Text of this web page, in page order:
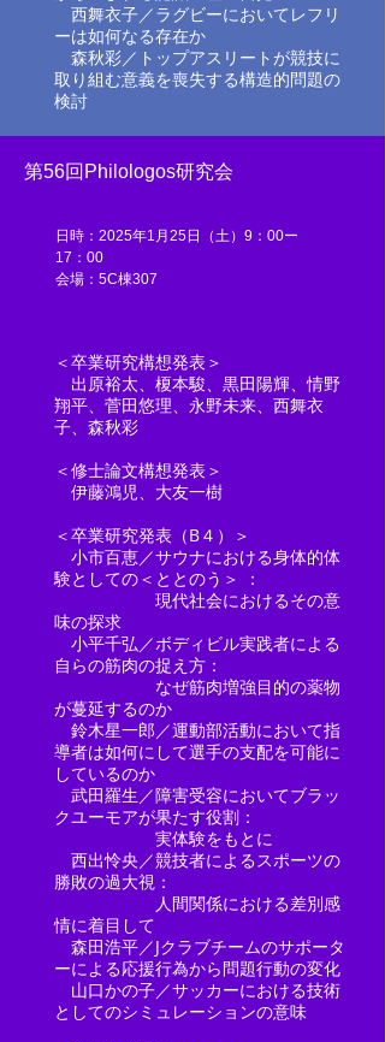
西舞衣子／ラグビーにおいてレフリ
ーは如何なる存在か
森秋彩／トップアスリートが競技に
取り組む意義を喪失する構造的問題の
検討
第56回Philologos研究会
日時：2025年1月25日（土）9：00ー
17：00
​​会場：5C棟307
＜卒業研究構想発表＞
出原裕太、榎本駿、黒田陽輝、情野
翔平、菅田悠理、永野未来、西舞衣
子、森秋彩
＜修士論文構想発表＞
​ 伊藤鴻児、大友一樹
＜卒業研究発表（B４）＞
小市百恵／サウナにおける身体的体
験としての＜ととのう＞ ​：
現代社会におけるその意
味の探求
小平千弘／ボディビル実践者による
自らの筋肉の捉え方：
なぜ筋肉増強目的の薬物
が蔓延するのか
鈴木星一郎／運動部活動において指
導者は如何にして選手の支配を可能に
しているのか​
武田羅生／障害受容においてブラッ
クユーモアが果たす役割：
実体験をもとに
西出怜央／競技者によるスポーツの
勝敗の過大視：
人間関係における差別感
情に着目して
森田浩平／Jクラブチームのサポータ
ーによる応援行為から問題行動の変化
山口かの子／サッカーにおける技術
としてのシミュレーションの意味